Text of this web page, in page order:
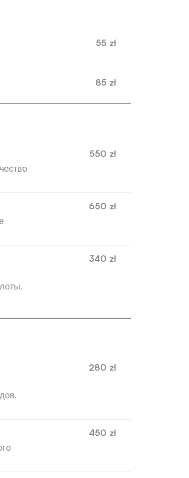
55 zł
85 zł
550 zł
650 zł
340 zł
280 zł
450 zł